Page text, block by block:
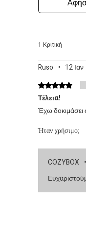
1 Κριτική
Ruso • 12 Ιαν
Τέλεια!
Έχω δοκιμάσει
Ήταν χρήσιμο;
COZYBOX •